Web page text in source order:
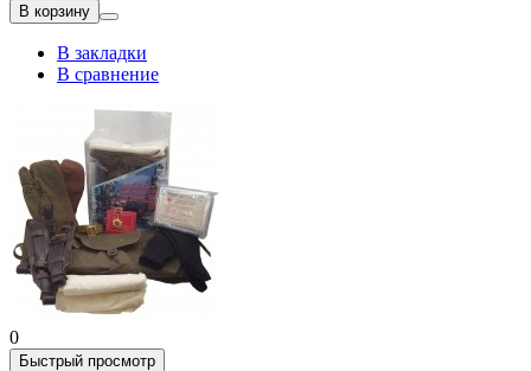
В корзину
В закладки
В сравнение
0
Быстрый просмотр